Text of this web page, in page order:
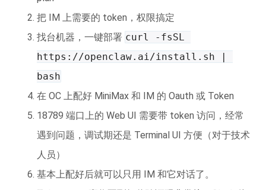
把 IM 上需要的 token，权限搞定
找台机器，一键部署 curl -fsSL
https://openclaw.ai/install.sh |
bash
在 OC 上配好 MiniMax 和 IM 的 Oauth 或 Token
18789 端口上的 Web UI 需要带 token 访问，经常
遇到问题，调试期还是 Terminal UI 方便（对于技术
人员）
基本上配好后就可以只用 IM 和它对话了。